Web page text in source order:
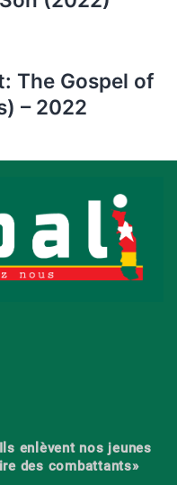
The Gospel of
– 2022
enlèvent nos jeunes
des combattants»